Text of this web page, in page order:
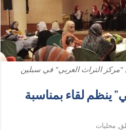
"مركز التراث العربي" في سبلين
ينظم لقاء بمناسبة
محليات